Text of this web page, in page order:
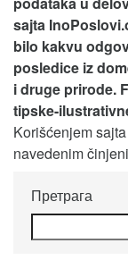
sajta
bilo kakvu
posledice iz
i druge prirode.
tipske-
Korišćenjem
navedenim
Претрага